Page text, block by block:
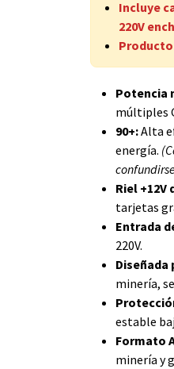
Incluye
220V
Producto
Potencia
múltiples
90+:Alta
energía.
Riel +12V
tarjetas
Entrada
220V.
minería,
estable
Formato
minería y